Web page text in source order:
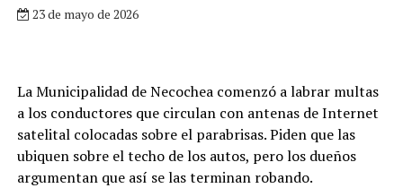
23 de mayo de 2026
La Municipalidad de Necochea comenzó a labrar multas
a los conductores que circulan con antenas de Internet
satelital colocadas sobre el parabrisas. Piden que las
ubiquen sobre el techo de los autos, pero los dueños
argumentan que así se las terminan robando.